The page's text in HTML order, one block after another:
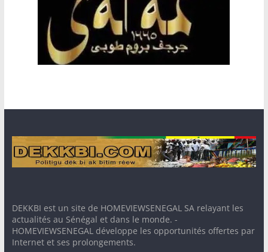
DEKKBI est un site de HOMEVIEWSENEGAL SA relayant les
actualités au Sénégal et dans le monde. -
HOMEVIEWSENEGAL développe les opportunités offertes par
Internet et ses prolongements.